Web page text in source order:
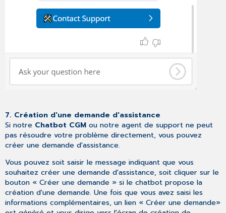
7. Création d'une demande d'assistance
Si notre Chatbot CGM ou notre agent de support ne peut
pas résoudre votre problème directement, vous pouvez
créer une demande d'assistance.
Vous pouvez soit saisir le message indiquant que vous
souhaitez créer une demande d'assistance, soit cliquer sur le
bouton « Créer une demande » si le chatbot propose la
création d'une demande. Une fois que vous avez saisi les
informations complémentaires, un lien « Créer une demande»